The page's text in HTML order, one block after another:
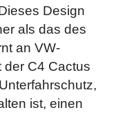
Design
als das des
an VW-
der C4 Cactus
ist, einen